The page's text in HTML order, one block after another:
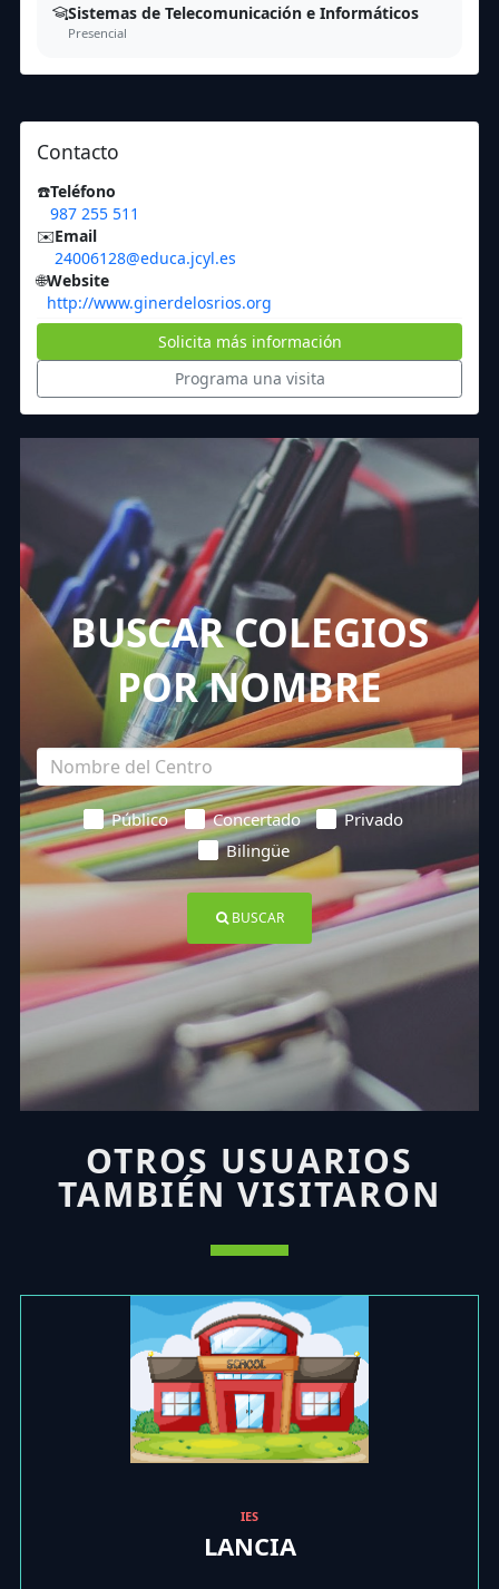
Sistemas de Telecomunicación e Informáticos
Presencial
Contacto
☎️Teléfono
987 255 511
✉️Email
24006128@educa.jcyl.es
🌐Website
http://www.ginerdelosrios.org
Solicita más información
Programa una visita
BUSCAR COLEGIOS
POR NOMBRE
Público Concertado
Privado
Bilingüe
BUSCAR
OTROS USUARIOS
TAMBIÉN VISITARON
IES
LANCIA